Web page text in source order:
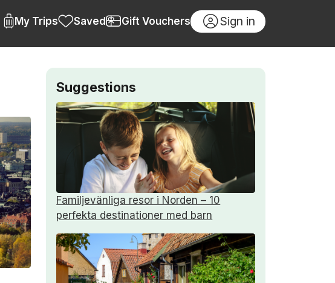
My Trips Saved Gift Vouchers Sign in
Suggestions
Familjevänliga resor i Norden – 10
perfekta destinationer med barn